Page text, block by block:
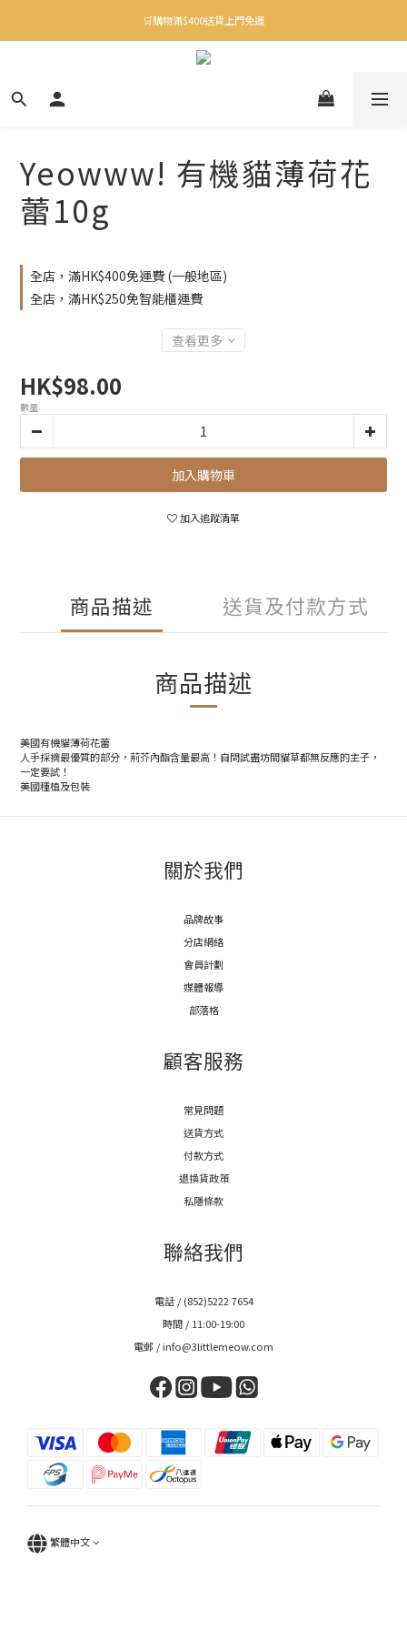
✨下載Three Little Meow App 即享多重禮遇！
🛒購物滿$400送貨上門免運
✨下載Three Little Meow App 即享多重禮遇！
Yeowww! 有機貓薄荷花
蕾10g
全店，滿HK$400免運費 (一般地區)
全店，滿HK$250免智能櫃運費
查看更多
HK$98.00
數量
加入購物車
加入追蹤清單
商品描述 送貨及付款方式
商品描述
美國有機貓薄荷花蕾
人手採摘最優質的部分，荊芥內酯含量最高！自問試盡坊間貓草都無反應的主子，
一定要試！
美國種植及包裝
關於我們
品牌故事
分店網絡
會員計劃
媒體報導
部落格
顧客服務
常見問題
送貨方式
付款方式
退換貨政策
私隱條款
聯絡我們
電話 / (852)5222 7654
時間 / 11:00-19:00
電郵 / info@3littlemeow.com
繁體中文